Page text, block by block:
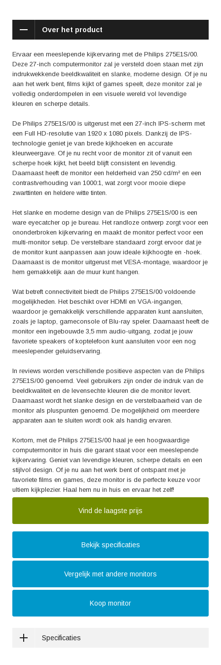
gameconsole of Blu-ray speler. Daarnaast heeft de monitor een
koptelefoon kunt aansluiten voor een nog meeslepender
geluidservaring.
In reviews worden verschillende positieve aspecten van de Philips
275E1S/00 genoemd. Veel gebruikers zijn onder de indruk van de
beeldkwaliteit en de levensechte kleuren die de monitor levert.
monitor als pluspunten genoemd. De mogelijkheid om meerdere
apparaten aan te sluiten wordt ook als handig ervaren.
Kortom, met de Philips 275E1S/00 haal je een hoogwaardige
computermonitor in huis die garant staat voor een meeslepende
kijkervaring. Geniet van levendige kleuren, scherpe details en een stijlvol
design. Of je nu aan het werk bent of ontspant met je favoriete films en
games, deze monitor is de perfecte keuze voor ultiem kijkplezier. Haal
Over het product
Ervaar een meeslepende kijkervaring met de Philips 275E1S/00.
Deze 27-inch computermonitor zal je versteld doen staan met zijn
indrukwekkende beeldkwaliteit en slanke, moderne design. Of je nu
aan het werk bent, films kijkt of games speelt, deze monitor zal je
volledig onderdompelen in een visuele wereld vol levendige
kleuren en scherpe details.
De Philips 275E1S/00 is uitgerust met een 27-inch IPS-scherm met
een Full HD-resolutie van 1920 x 1080 pixels. Dankzij de IPS-
technologie geniet je van brede kijkhoeken en accurate
kleurweergave. Of je nu recht voor de monitor zit of vanuit een
scherpe hoek kijkt, het beeld blijft consistent en levendig.
Daarnaast heeft de monitor een helderheid van 250 cd/m² en een
contrastverhouding van 1000:1, wat zorgt voor mooie diepe
zwarttinten en heldere witte tinten.
Het slanke en moderne design van de Philips 275E1S/00 is een
ware eyecatcher op je bureau. Het randloze ontwerp zorgt voor een
ononderbroken kijkervaring en maakt de monitor perfect voor een
multi-monitor setup. De verstelbare standaard zorgt ervoor dat je
de monitor kunt aanpassen aan jouw ideale kijkhoogte en -hoek.
Daarnaast is de monitor uitgerust met VESA-montage, waardoor je
hem gemakkelijk aan de muur kunt hangen.
Wat betreft connectiviteit biedt de Philips 275E1S/00 voldoende
mogelijkheden. Het beschikt over HDMI en VGA-ingangen,
waardoor je gemakkelijk verschillende apparaten kunt aansluiten,
zoals je laptop, gameconsole of Blu-ray speler. Daarnaast heeft de
monitor een ingebouwde 3,5 mm audio-uitgang, zodat je jouw
favoriete speakers of koptelefoon kunt aansluiten voor een nog
meeslepender geluidservaring.
In reviews worden verschillende positieve aspecten van de Philips
275E1S/00 genoemd. Veel gebruikers zijn onder de indruk van de
beeldkwaliteit en de levensechte kleuren die de monitor levert.
Daarnaast wordt het slanke design en de verstelbaarheid van de
monitor als pluspunten genoemd. De mogelijkheid om meerdere
apparaten aan te sluiten wordt ook als handig ervaren.
Kortom, met de Philips 275E1S/00 haal je een hoogwaardige
computermonitor in huis die garant staat voor een meeslepende
kijkervaring. Geniet van levendige kleuren, scherpe details en een
stijlvol design. Of je nu aan het werk bent of ontspant met je
favoriete films en games, deze monitor is de perfecte keuze voor
ultiem kijkplezier. Haal hem nu in huis en ervaar het zelf!
Vind de laagste prijs
Bekijk specificaties
Vergelijk met andere monitors
Koop monitor
Specificaties